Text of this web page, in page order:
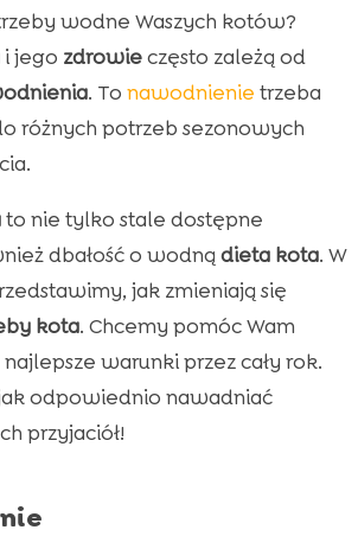
na potrzeby nawodnienia
wody dla kota wiosną
kota na wodę latem
na wodę u kotów
na wodę u kotów zimą
spożycie wody u kota
nawodnienie kota
idealny wybór karmy
karma – idealne dopełnienie
Purrfect Life – żwirek idealny
wodne Waszych kotów?
i jego zdrowieczęsto zależą od
. To nawodnienie trzeba
różnych potrzeb sezonowych
to nie tylko stale dostępne
dbałość o wodną dieta kota. W
jak zmieniają się
kota. Chcemy pomóc Wam
warunki przez cały rok.
odpowiednio nawadniać
przyjaciół!